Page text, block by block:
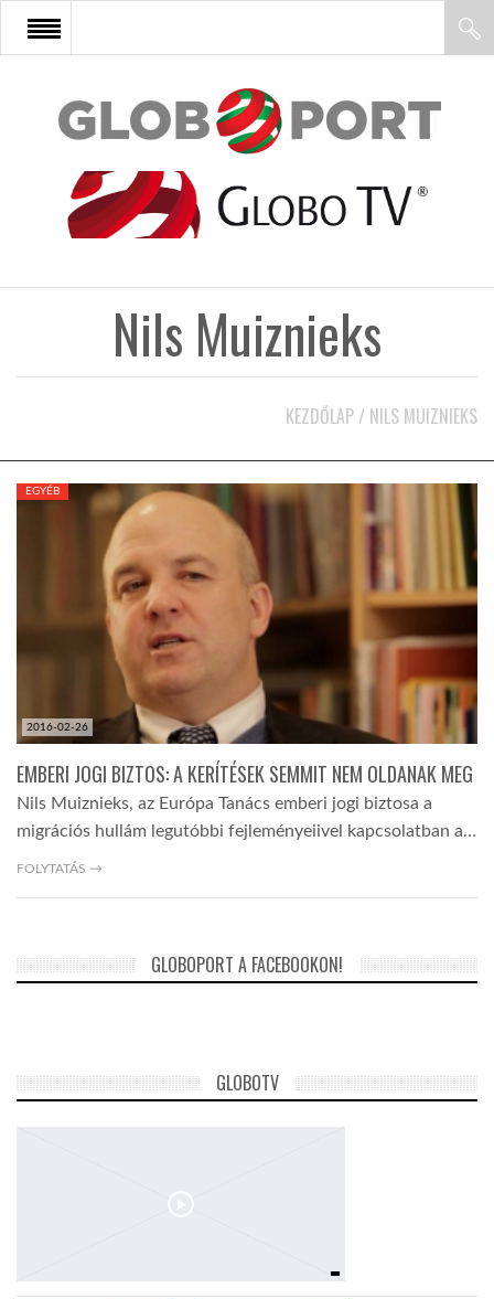
FŐOLDAL
AFRIKA
KÖZEL-KELET
AUSZTRÁLIA
A VILÁG ITTHON
GLOBOTV BP
HÍR3D
GLOBOTV
Nils Muiznieks
KEZDŐLAP / NILS MUIZNIEKS
2016-02-26
EGYÉB
EMBERI JOGI BIZTOS: A KERÍTÉSEK SEMMIT NEM OLDANAK MEG
Nils Muiznieks, az Európa Tanács emberi jogi biztosa a
migrációs hullám legutóbbi fejleményeiivel kapcsolatban a…
FOLYTATÁS →
GLOBOPORT A FACEBOOKON!
GLOBOTV